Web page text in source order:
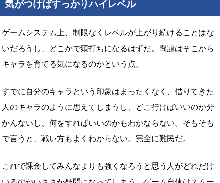
気がつけばすっかりハイレベル
ゲームシステム上、制限なくレベルが上がり続けることはな
いだろうし、どこかで頭打ちになるはずだ。問題はそこから
キャラを育てる気になるのかという点。
すでに自分のキャラという印象はまったくなく、借りてきた
人のキャラのように思えてしまうし、どこ行けばいいのか分
かんないし、何をすればいいのかもわかならない。そもそも
で言うと、戦い方もよくわからない。完全に難民だ。
これで課金してみんなよりも強くなろうと思う人がどれだけ